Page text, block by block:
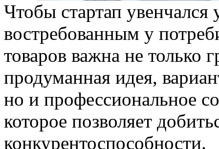
Чтобы стартап
востребованным у
товаров важна не только
продуманная идея,
но и профессиональное
которое позволяет
конкурентоспособности.